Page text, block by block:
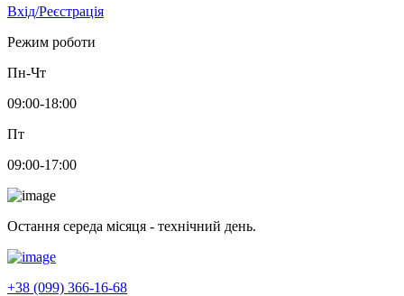
Вхід/Реєстрація
Режим роботи
Пн-Чт
09:00-18:00
Пт
09:00-17:00
Остання середа місяця - технічний день.
+38 (099) 366-16-68